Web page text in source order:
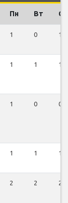
Пн Вт Ср
1 0 1
1 1 1
1 0 0
1 1 1
2 2 2